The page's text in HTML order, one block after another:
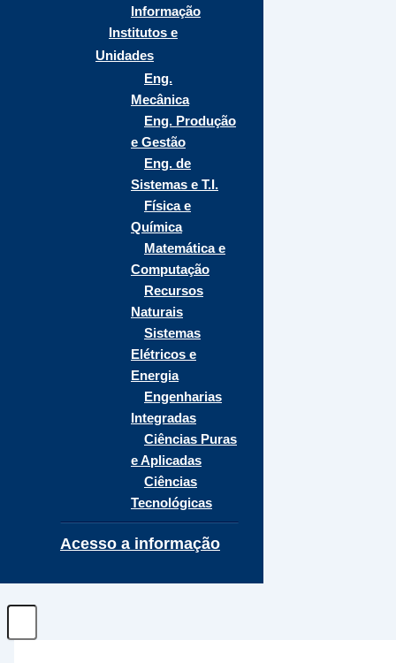
Informação
Institutos e
Unidades
Eng.
Mecânica
Eng. Produção
e Gestão
Eng. de
Sistemas e T.I.
Física e
Química
Matemática e
Computação
Recursos
Naturais
Sistemas
Elétricos e
Energia
Engenharias
Integradas
Ciências Puras
e Aplicadas
Ciências
Tecnológicas
Acesso a informação